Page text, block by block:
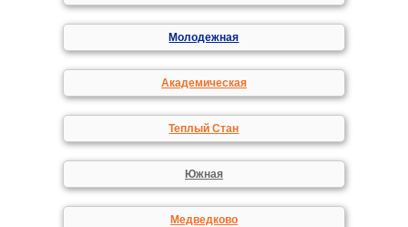
Молодежная
Академическая
Теплый Стан
Южная
Медведково